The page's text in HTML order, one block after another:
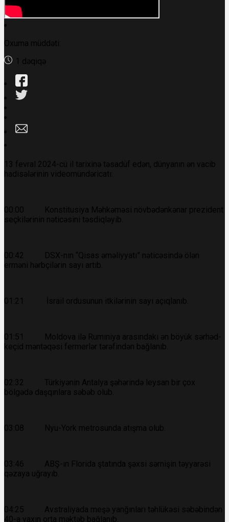
Oxuma müddəti:
1 dəqiqə
13 fevral 2024-cü il tarixinə təsadüf edən, dünyanın ən vacib
hadisələrinin videomündəricatı:
00:00 Konstitusiya Məhkəməsi növbədənkənar prezident
seçkilərinin nəticəsini təsdiqləyib.
00:42 DSX-nın “Qisas əməliyyatı” nəticəsində ölən
erməni hərbçilərin sayı artıb.
01:21 İsrail ordusunun itkilərinin sayı açıqlanıb.
01:51 Moldova ilə Rumıniya arasındakı ən böyük sərhəd-
keçid məntəqəsi fermerlər tərəfindən bağlanıb.
02:32 Türkiyənin Antalya şəhərində leysan bir çox
bölgədə daşqınlara səbəb olub.
03:08 Nyu-York metrosunda atışma olub.
03:46 ABŞ-ın Florida ştatında şəxsi sərnişin təyyarəsi
qəzaya uğrayıb.
04:25 Avstraliyada meşə yanğınları təhlükəsi səbəbindən
40-a yaxın orta məktəb bağlanıb.